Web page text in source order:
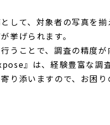
して、対象者の写真を
挙げられます。
うことで、調査の精度
』は、経験豊富な調査
り添いますので、お困り